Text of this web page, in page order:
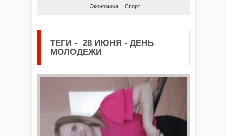
Экономика
Спорт
ТЕГИ - 28 ИЮНЯ - ДЕНЬ
МОЛОДЕЖИ